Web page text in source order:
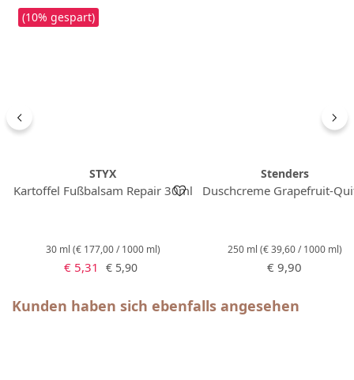
(10% gespart)
STYX
Kartoffel Fußbalsam Repair 30ml
30 ml (€ 177,00 / 1000 ml)
Verkaufspreis:
€ 5,31 Regulärer Preis:
€ 5,90
Stenders
Duschcreme Grapefruit-
250 ml (€ 39,60 / 1000 ml)
Regulärer Preis:
€ 9,90
Produktgalerie überspringen
Kunden haben sich ebenfalls angesehen